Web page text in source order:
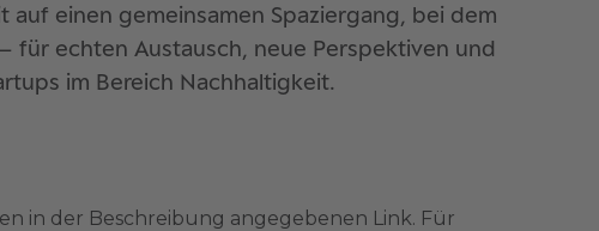
auf einen gemeinsamen Spaziergang, bei dem
echten Austausch, neue Perspektiven und
im Bereich Nachhaltigkeit.
in der Beschreibung angegebenen Link. Für